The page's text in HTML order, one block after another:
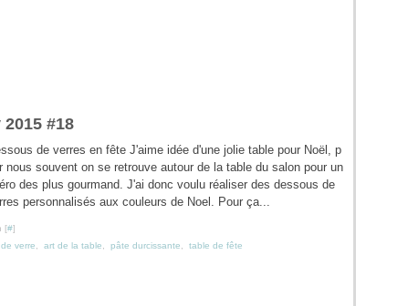
#18
de verres en fête J'aime idée d'une jolie table pour Noël, p
nous souvent on se retrouve autour de la table du salon pour un
des plus gourmand. J'ai donc voulu réaliser des dessous de
personnalisés aux couleurs de Noel. Pour ça...
[#]
verre art de la table pâte durcissante table de fête